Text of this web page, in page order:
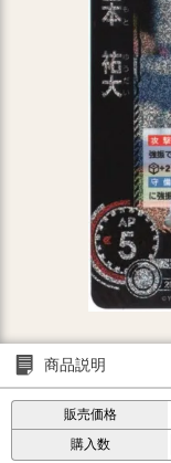
商品説明
販売価格
購入数